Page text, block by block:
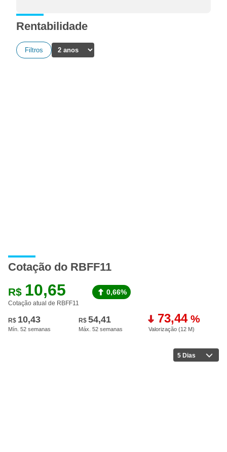
Rentabilidade
Filtros
Cotação do RBFF11
R$ 10,65
Cotação atual de RBFF11
0,66%
R$ 10,43
Mín. 52 semanas
R$ 54,41
Máx. 52 semanas
73,44%
Valorização (12 M)
5 Dias